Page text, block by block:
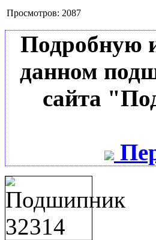
Просмотров: 2087
Подробную
данном
сайта